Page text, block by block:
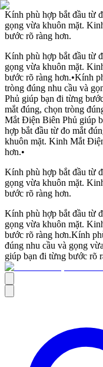
Kính phù hợp bắt đầu từ
gọng vừa khuôn mặt.
bước rõ ràng hơn.
Kính phù hợp bắt đầu từ
gọng vừa khuôn mặt.
bước rõ ràng hơn.•Kính
tròng đúng nhu cầu và
Phủ giúp bạn đi từng
mắt đúng, chọn tròng
Mắt Điện Biên Phủ giúp
hợp bắt đầu từ đo mắt
khuôn mặt. Kinh Mắt
hơn.•
Kính phù hợp bắt đầu từ
gọng vừa khuôn mặt.
bước rõ ràng hơn.
Kính phù hợp bắt đầu từ
gọng vừa khuôn mặt.
bước rõ ràng hơn.Kính
đúng nhu cầu và gọng
giúp bạn đi từng bước rõ